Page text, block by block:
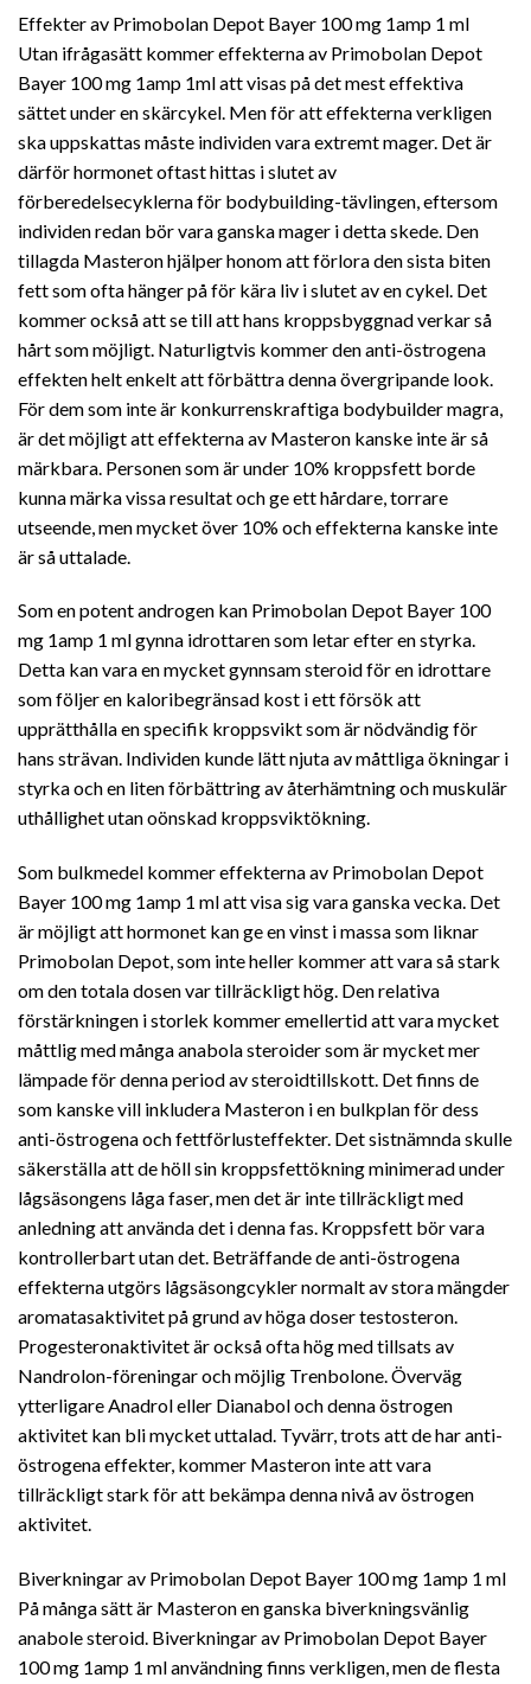
Effekter av Primobolan Depot Bayer 100 mg 1amp 1 ml
Utan ifrågasätt kommer effekterna av Primobolan Depot
Bayer 100 mg 1amp 1ml att visas på det mest effektiva
sättet under en skärcykel. Men för att effekterna verkligen
ska uppskattas måste individen vara extremt mager. Det är
därför hormonet oftast hittas i slutet av
förberedelsecyklerna för bodybuilding-tävlingen, eftersom
individen redan bör vara ganska mager i detta skede. Den
tillagda Masteron hjälper honom att förlora den sista biten
fett som ofta hänger på för kära liv i slutet av en cykel. Det
kommer också att se till att hans kroppsbyggnad verkar så
hårt som möjligt. Naturligtvis kommer den anti-östrogena
effekten helt enkelt att förbättra denna övergripande look.
För dem som inte är konkurrenskraftiga bodybuilder magra,
är det möjligt att effekterna av Masteron kanske inte är så
märkbara. Personen som är under 10% kroppsfett borde
kunna märka vissa resultat och ge ett hårdare, torrare
utseende, men mycket över 10% och effekterna kanske inte
är så uttalade.
Som en potent androgen kan Primobolan Depot Bayer 100
mg 1amp 1 ml gynna idrottaren som letar efter en styrka.
Detta kan vara en mycket gynnsam steroid för en idrottare
som följer en kaloribegränsad kost i ett försök att
upprätthålla en specifik kroppsvikt som är nödvändig för
hans strävan. Individen kunde lätt njuta av måttliga ökningar i
styrka och en liten förbättring av återhämtning och muskulär
uthållighet utan oönskad kroppsviktökning.
Som bulkmedel kommer effekterna av Primobolan Depot
Bayer 100 mg 1amp 1 ml att visa sig vara ganska vecka. Det
är möjligt att hormonet kan ge en vinst i massa som liknar
Primobolan Depot, som inte heller kommer att vara så stark
om den totala dosen var tillräckligt hög. Den relativa
förstärkningen i storlek kommer emellertid att vara mycket
måttlig med många anabola steroider som är mycket mer
lämpade för denna period av steroidtillskott. Det finns de
som kanske vill inkludera Masteron i en bulkplan för dess
anti-östrogena och fettförlusteffekter. Det sistnämnda skulle
säkerställa att de höll sin kroppsfettökning minimerad under
lågsäsongens låga faser, men det är inte tillräckligt med
anledning att använda det i denna fas. Kroppsfett bör vara
kontrollerbart utan det. Beträffande de anti-östrogena
effekterna utgörs lågsäsongcykler normalt av stora mängder
aromatasaktivitet på grund av höga doser testosteron.
Progesteronaktivitet är också ofta hög med tillsats av
Nandrolon-föreningar och möjlig Trenbolone. Överväg
ytterligare Anadrol eller Dianabol och denna östrogen
aktivitet kan bli mycket uttalad. Tyvärr, trots att de har anti-
östrogena effekter, kommer Masteron inte att vara
tillräckligt stark för att bekämpa denna nivå av östrogen
aktivitet.
Biverkningar av Primobolan Depot Bayer 100 mg 1amp 1 ml
På många sätt är Masteron en ganska biverkningsvänlig
anabole steroid. Biverkningar av Primobolan Depot Bayer
100 mg 1amp 1 ml användning finns verkligen, men de flesta